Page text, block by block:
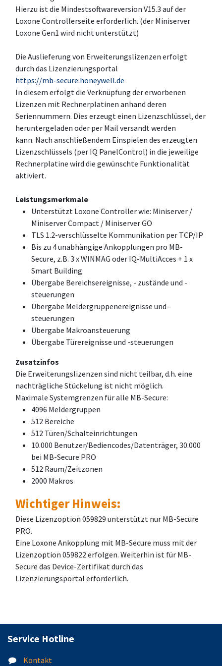
Hierzu ist die Mindestsoftwareversion V15.3 auf der
Loxone Controllerseite erforderlich. (der Miniserver
Loxone Gen1 wird nicht unterstützt)
Die Auslieferung von Erweiterungslizenzen erfolgt
durch das Lizenzierungsportal
https://mb-secure.honeywell.de
In diesem erfolgt die Verknüpfung der erworbenen
Lizenzen mit Rechnerplatinen anhand deren
Seriennummern. Dies erzeugt einen Lizenzschlüssel, der
heruntergeladen oder per Mail versandt werden
kann. Nach anschließendem Einspielen des erzeugten
Lizenzschlüssels (per IQ PanelControl) in die jeweilige
Rechnerplatine wird die gewünschte Funktionalität
aktiviert.
Leistungsmerkmale
Unterstützt Loxone Controller wie: Miniserver /
Miniserver Compact / Miniserver GO
TLS 1.2-verschlüsselte Kommunikation per TCP/IP
Bis zu 4 unabhängige Ankopplungen pro MB-
Secure, z.B. 3 x WINMAG oder IQ-MultiAcces + 1 x
Smart Building
Übergabe Bereichsereignisse, - zustände und -
steuerungen
Übergabe Meldergruppenereignisse und -
steuerungen
Übergabe Makroansteuerung
Übergabe Türereignisse und -steuerungen
Zusatzinfos
Die Erweiterungslizenzen sind nicht teilbar, d.h. eine
nachträgliche Stückelung ist nicht möglich.
Maximale Systemgrenzen für alle MB-Secure:
4096 Meldergruppen
512 Bereiche
512 Türen/Schalteinrichtungen
10.000 Benutzer/Bediencodes/Datenträger, 30.000
bei MB-Secure PRO
512 Raum/Zeitzonen
2000 Makros
Wichtiger Hinweis:
Diese Lizenzoption 059829 unterstützt nur MB-Secure
PRO.
Eine Loxone Ankopplung mit MB-Secure muss mit der
Lizenzoption 059822 erfolgen. Weiterhin ist für MB-
Secure das Device-Zertifikat durch das
Lizenzierungsportal erforderlich.
Service Hotline
Kontakt